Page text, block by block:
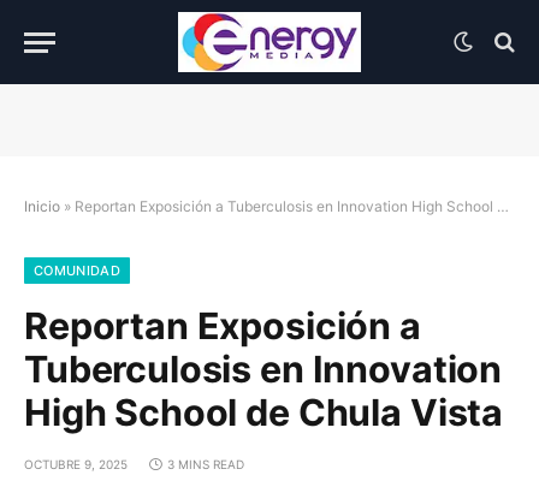
Inicio » Reportan Exposición a Tuberculosis en Innovation High School de Chula Vista
COMUNIDAD
Reportan Exposición a
Tuberculosis en Innovation
High School de Chula Vista
OCTUBRE 9, 2025 3 MINS READ